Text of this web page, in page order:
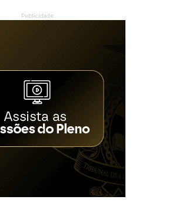
Publicidade